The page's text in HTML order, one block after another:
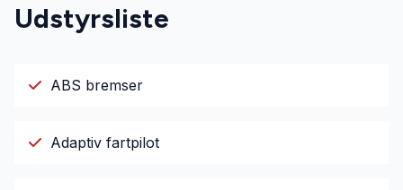
Udstyrsliste
ABS bremser
Adaptiv fartpilot